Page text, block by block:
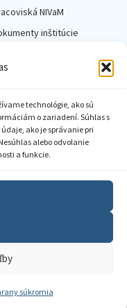
technológie, ako sú
o zariadení. Súhlas s
ako je správanie pri
alebo odvolanie
a funkcie.
súkromia
NIVaM
inštitúcie
a mládeže